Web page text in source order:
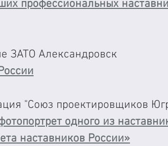
профессиональных
ЗАТО Александровск
"Союз проектировщиков
одного из
наставников России»